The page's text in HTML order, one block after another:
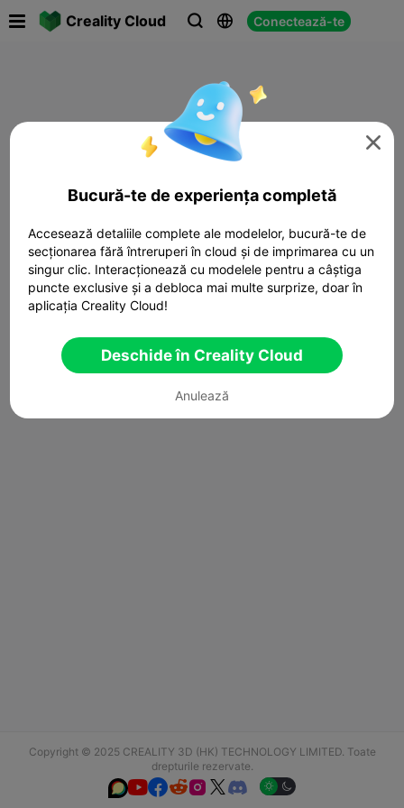
Creality Cloud   Conectează-te
Copyright © 2025 CREALITY 3D (HK) TECHNOLOGY LIMITED. Toate
drepturile rezervate.
  

Bucură-te de experiența completă
Accesează detaliile complete ale modelelor, bucură-te de
secționarea fără întreruperi în cloud și de imprimarea cu un
singur clic. Interacționează cu modelele pentru a câștiga
puncte exclusive și a debloca mai multe surprize, doar în
aplicația Creality Cloud!
Deschide în Creality Cloud
Anulează